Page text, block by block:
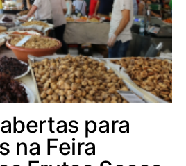
para
na Feira